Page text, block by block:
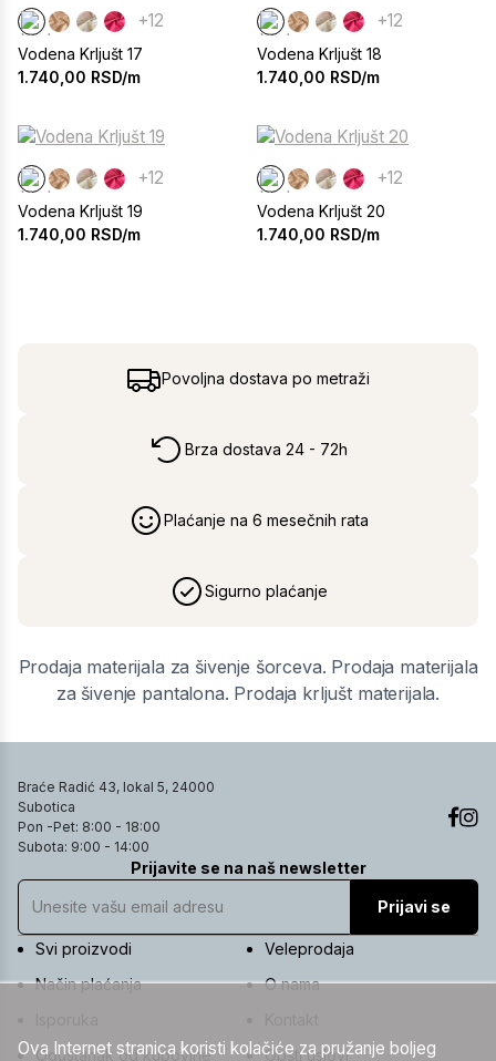
+12
Vodena Krljušt 17
1.740,00 RSD/m
+12
Vodena Krljušt 18
1.740,00 RSD/m
+12
Vodena Krljušt 19
1.740,00 RSD/m
+12
Vodena Krljušt 20
1.740,00 RSD/m
Povoljna dostava po metraži
Brza dostava 24 - 72h
Plaćanje na 6 mesečnih rata
Sigurno plaćanje
Prodaja materijala za šivenje šorceva. Prodaja materijala
za šivenje pantalona. Prodaja krljušt materijala.
Braće Radić 43, lokal 5, 24000
Subotica
Pon -Pet: 8:00 - 18:00
Subota: 9:00 - 14:00
Prijavite se na naš newsletter
Prijavi se
Svi proizvodi
Veleprodaja
Način plaćanja
O nama
Odustanak od kupovine
Opšti uslovi
Ova Internet stranica koristi kolačiće za pružanje boljeg